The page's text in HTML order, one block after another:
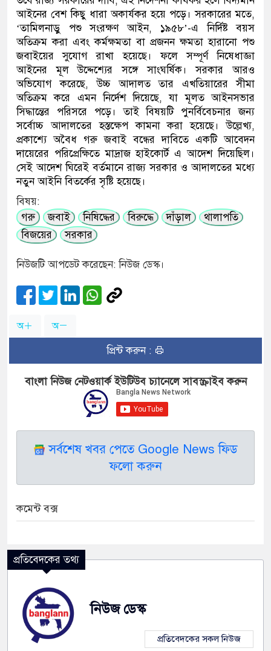
আইনের বেশ কিছু ধারা অকার্যকর হয়ে পড়ে। সরকারের মতে,
‘তামিলনাড়ু পশু সংরক্ষণ আইন, ১৯৫৮’-এ নির্দিষ্ট বয়স
অতিক্রম করা এবং কর্মক্ষমতা বা প্রজনন ক্ষমতা হারানো পশু
জবাইয়ের সুযোগ রাখা হয়েছে। ফলে সম্পূর্ণ নিষেধাজ্ঞা
আইনের মূল উদ্দেশ্যের সঙ্গে সাংঘর্ষিক। সরকার আরও
অভিযোগ করেছে, উচ্চ আদালত তার এখতিয়ারের সীমা
অতিক্রম করে এমন নির্দেশ দিয়েছে, যা মূলত আইনসভার
সিদ্ধান্তের পরিসরে পড়ে। তাই বিষয়টি পুনর্বিবেচনার জন্য
সর্বোচ্চ আদালতের হস্তক্ষেপ কামনা করা হয়েছে। উল্লেখ্য,
প্রকাশ্যে অবৈধ গরু জবাই বন্ধের দাবিতে একটি আবেদন
দায়েরের পরিপ্রেক্ষিতে মাদ্রাজ হাইকোর্ট এ আদেশ দিয়েছিল।
সেই আদেশ ঘিরেই বর্তমানে রাজ্য সরকার ও আদালতের মধ্যে
নতুন আইনি বিতর্কের সৃষ্টি হয়েছে।
বিষয়:
গরু
জবাই নিষিদ্ধের বিরুদ্ধে দাঁড়াল
থালাপতি
বিজয়ের
সরকার
নিউজটি আপডেট করেছেন: নিউজ ডেস্ক।
অ অ
প্রিন্ট করুন :
বাংলা নিউজ নেটওয়ার্ক ইউটিউব চ্যানেলে সাবস্ক্রাইব করুন
সর্বশেষ খবর পেতে Google News ফিড
ফলো করুন
কমেন্ট বক্স
প্রতিবেদকের তথ্য
নিউজ ডেস্ক
প্রতিবেদকের সকল নিউজ